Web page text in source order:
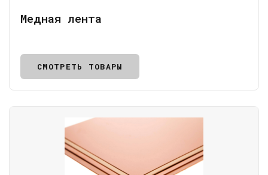
Медная лента
СМОТРЕТЬ ТОВАРЫ